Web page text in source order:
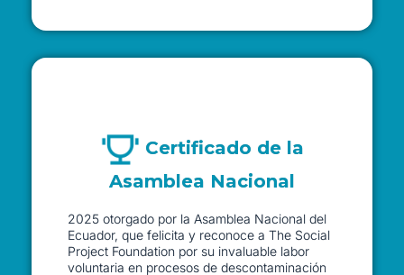
Certificado de la
Asamblea Nacional
2025 otorgado por la Asamblea Nacional del
Ecuador, que felicita y reconoce a The Social
Project Foundation por su invaluable labor
voluntaria en procesos de descontaminación